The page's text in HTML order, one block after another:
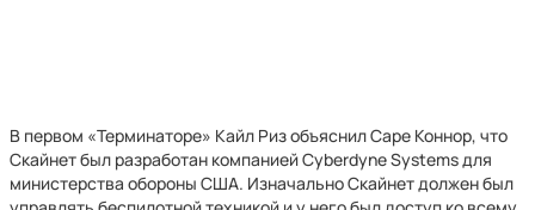
В первом «Терминаторе» Кайл Риз объяснил Саре Коннор, что
Скайнет был разработан компанией Cyberdyne Systems для
министерства обороны США. Изначально Скайнет должен был